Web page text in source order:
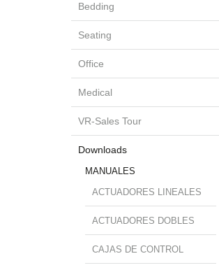
Bedding
Seating
Office
Medical
VR-Sales Tour
Downloads
MANUALES
ACTUADORES LINEALES
ACTUADORES DOBLES
CAJAS DE CONTROL